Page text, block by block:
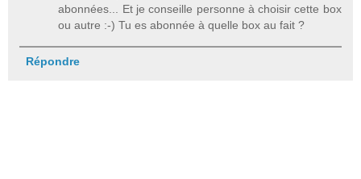
abonnées... Et je conseille personne à choisir cette box
ou autre :-) Tu es abonnée à quelle box au fait ?
Répondre